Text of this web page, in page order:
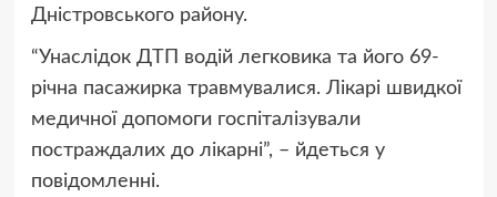
Дністровського району.
“Унаслідок ДТП водій легковика та його 69-
річна пасажирка травмувалися. Лікарі швидкої
медичної допомоги госпіталізували
постраждалих до лікарні”, – йдеться у
повідомленні.